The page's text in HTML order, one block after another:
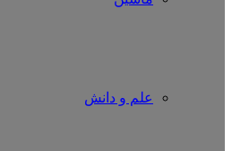
علم و دانش